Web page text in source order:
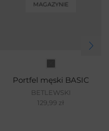
MAGAZYNIE
Portfel męski BASIC
BETLEWSKI
129,99 zł